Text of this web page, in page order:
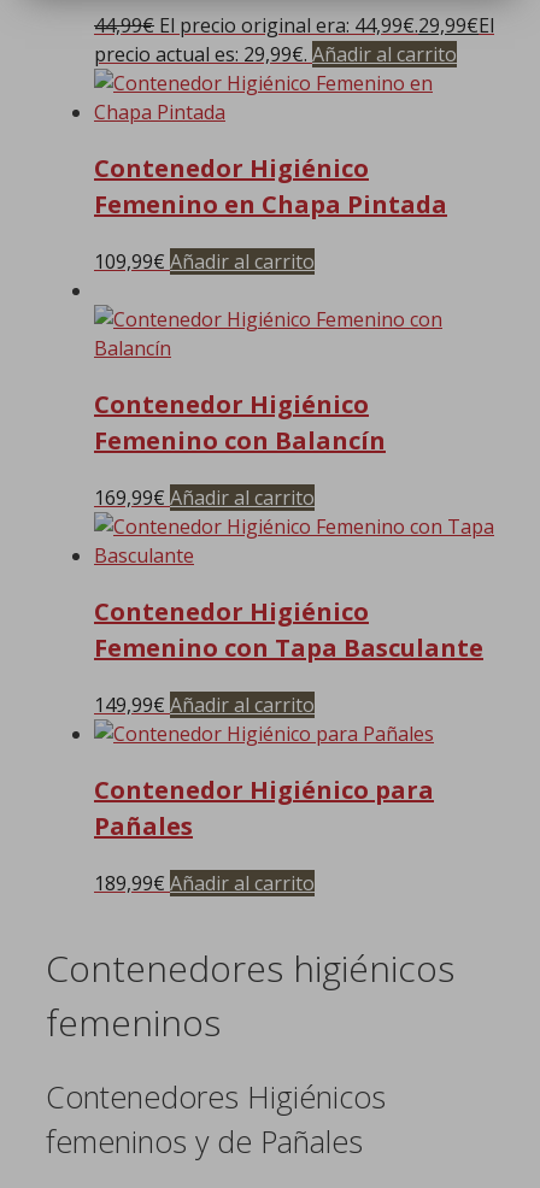
Contenedores higiénicos
femeninos
Contenedores Higiénicos
femeninos y de Pañales
44,99€ El precio original era: 44,99€.29,99€El
precio actual es: 29,99€. Añadir al carrito
Contenedor Higiénico
Femenino en Chapa Pintada
109,99€ Añadir al carrito
Contenedor Higiénico
Femenino con Balancín
169,99€ Añadir al carrito
Contenedor Higiénico
Femenino con Tapa Basculante
149,99€ Añadir al carrito
Contenedor Higiénico para
Pañales
189,99€ Añadir al carrito